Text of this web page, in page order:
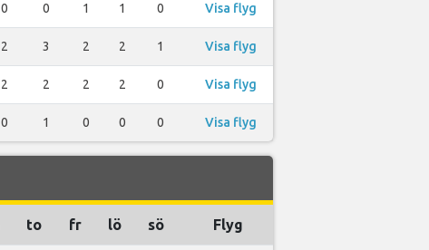
0 0 1 1 0 Visa flyg
2 3 2 2 1 Visa flyg
2 2 2 2 0 Visa flyg
0 1 0 0 0 Visa flyg
to fr lö sö Flyg